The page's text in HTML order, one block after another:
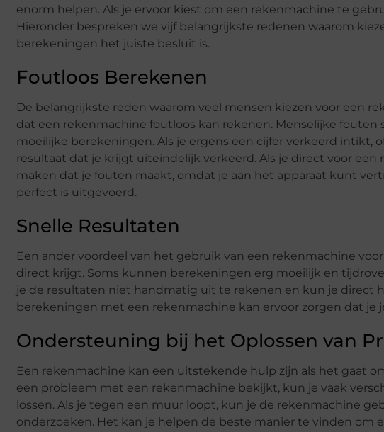
enorm helpen. Als je ervoor kiest om een rekenmachine te
Hieronder bespreken we vijf belangrijkste redenen waarom
berekeningen het juiste besluit is.
Foutloos Berekenen
De belangrijkste reden waarom veel mensen kiezen voor een
dat een rekenmachine foutloos kan rekenen. Menselijke fouten
moeilijke berekeningen. Als je ergens een cijfer verkeerd intikt,
resultaat dat je krijgt uiteindelijk verkeerd. Als je direct voor
maken dat je fouten maakt, omdat je aan het apparaat kunt
perfect is uitgevoerd.
Snelle Resultaten
Een ander voordeel van het gebruik van een rekenmachine
direct krijgt. Soms kunnen berekeningen erg moeilijk en
je de resultaten niet handmatig uit te rekenen en kun je direct
berekeningen met een rekenmachine kan ervoor zorgen dat je
Ondersteuning bij het Oplossen van
Een rekenmachine kan een uitstekende hulp zijn als het gaat
een probleem met een rekenmachine bekijkt, kun je vaak
lossen. Als je tegen een muur loopt, kun je de rekenmachine
onderzoeken. Het kan je helpen de beste manier te vinden om